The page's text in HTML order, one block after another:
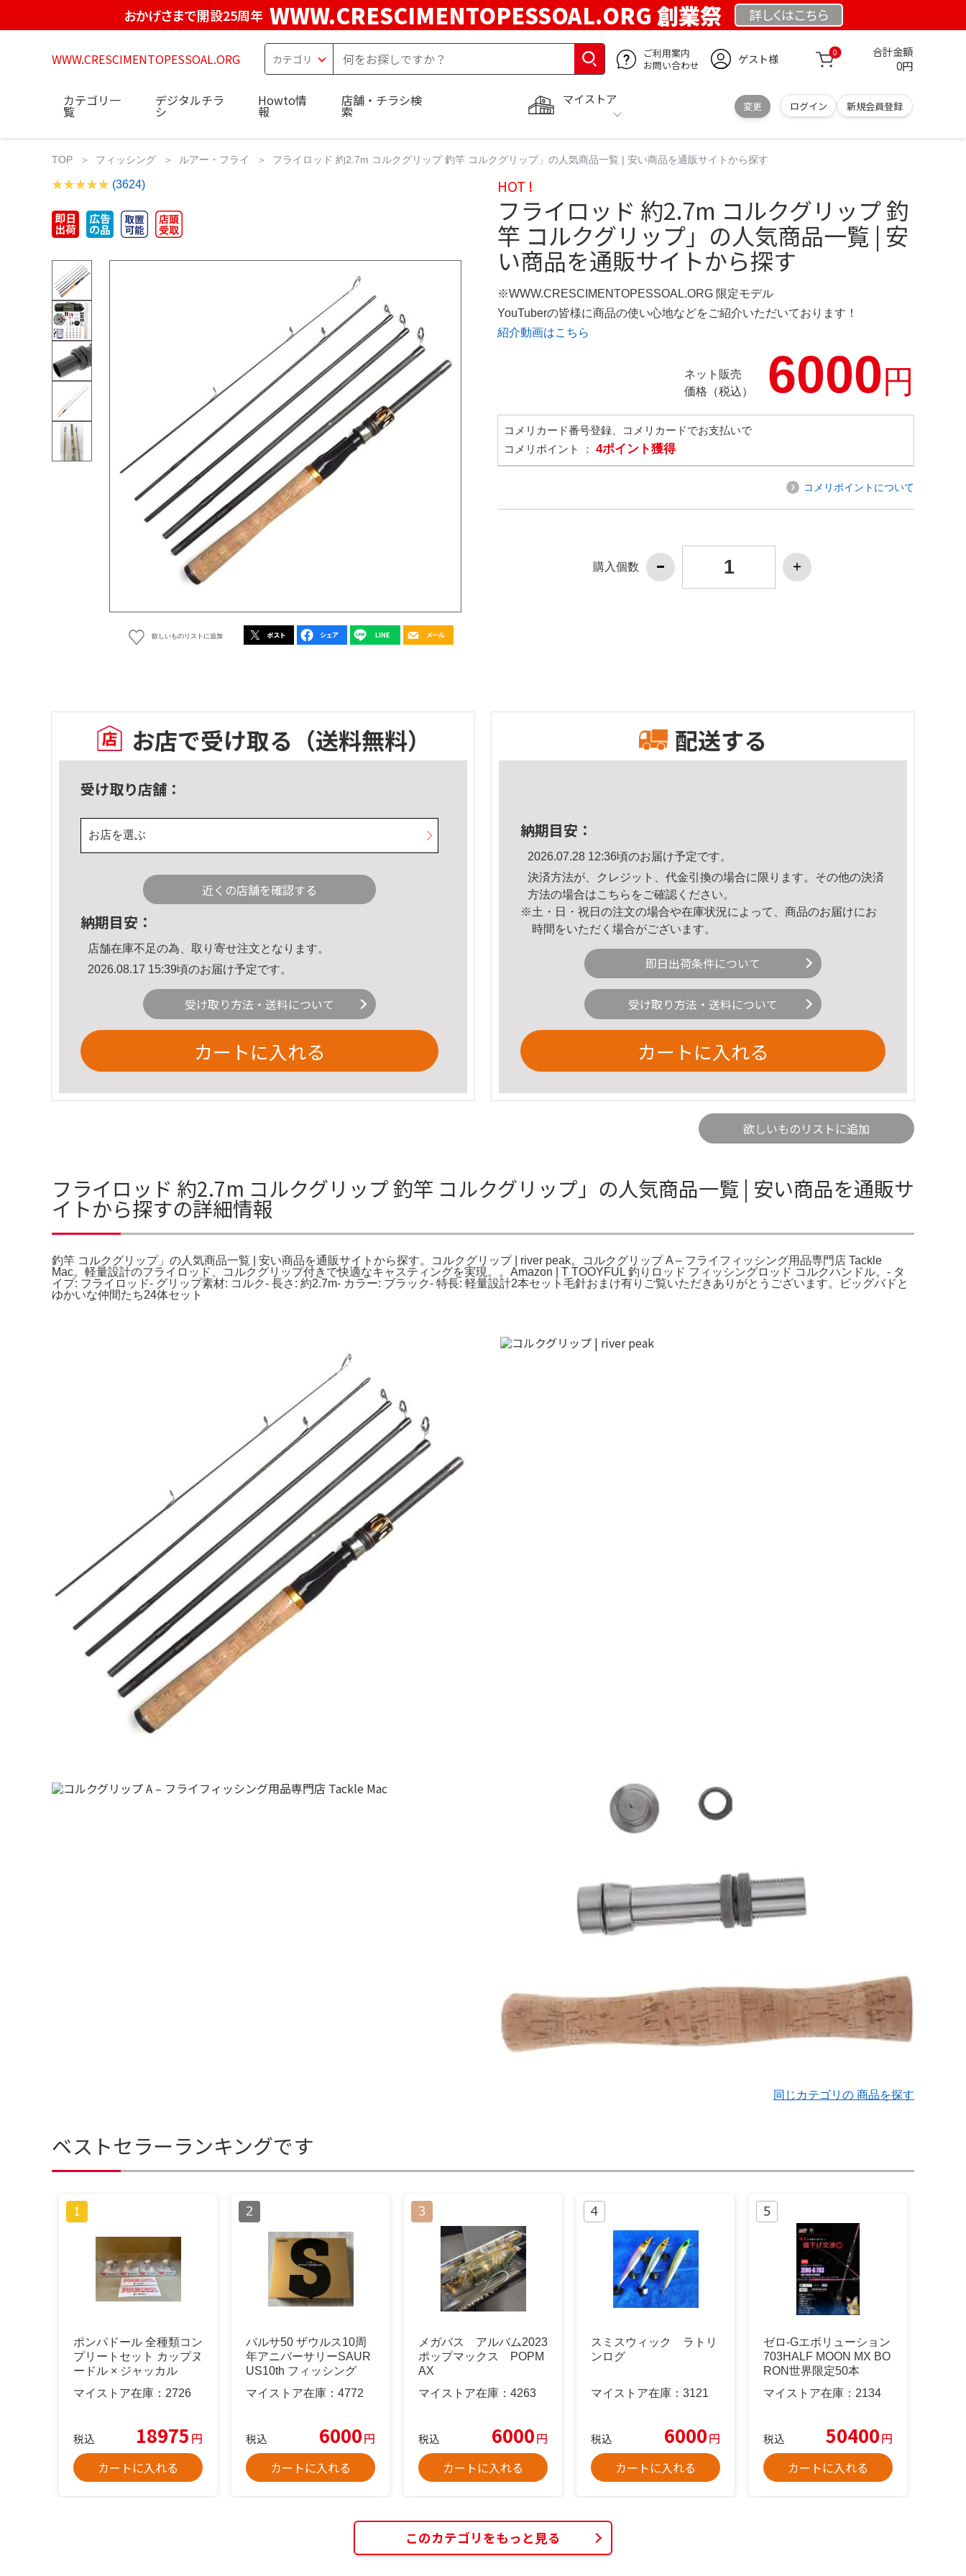
おかげさまで開設25周年 WWW.CRESCIMENTOPESSOAL.ORG 創業祭 詳しくはこちら
WWW.CRESCIMENTOPESSOAL.ORG
ご利用案内
お問い合わせ
ゲスト様 0 合計金額
0円
マイストア
変更 ログイン 新規会員登録
カテゴリ一
覧
デジタルチラ
シ
Howto情
報
店舗・チラシ検
索
TOP フィッシング ルアー・フライ フライロッド 約2.7m コルクグリップ 釣竿 コルクグリップ」の人気商品一覧 | 安い商品を通販サイトから探す
(3624)
欲しいものリストに追加
HOT !
フライロッド 約2.7m コルクグリップ 釣
竿 コルクグリップ」の人気商品一覧 | 安
い商品を通販サイトから探す
※WWW.CRESCIMENTOPESSOAL.ORG 限定モデル
YouTuberの皆様に商品の使い心地などをご紹介いただいております！
紹介動画はこちら
ネット販売
価格（税込）
6000円
コメリカード番号登録、コメリカードでお支払いで
コメリポイント ： 4ポイント獲得
コメリポイントについて
購入個数
お店で受け取る （送料無料）
受け取り店舗：
お店を選ぶ
近くの店舗を確認する
納期目安：
店舗在庫不足の為、取り寄せ注文となります。
2026.08.17 15:39頃のお届け予定です。
受け取り方法・送料について
カートに入れる
配送する
納期目安：
2026.07.28 12:36頃のお届け予定です。
決済方法が、クレジット、代金引換の場合に限ります。その他の決済
方法の場合はこちら をご確認ください。
※土・日・祝日の注文の場合や在庫状況によって、商品のお届けにお
時間をいただく場合がございます。
即日出荷条件について
受け取り方法・送料について
カートに入れる
欲しいものリストに追加
フライロッド 約2.7m コルクグリップ 釣竿 コルクグリップ」の人気商品一覧 | 安い商品を通販サ
イトから探すの詳細情報
釣竿 コルクグリップ」の人気商品一覧 | 安い商品を通販サイトから探す。コルクグリップ | river peak。コルクグリップ A – フライフィッシング用品専門店 Tackle
Mac。軽量設計のフライロッド、コルクグリップ付きで快適なキャスティングを実現。。Amazon | T TOOYFUL 釣りロッド フィッシングロッド コルクハンドル。- タ
イプ: フライロッド- グリップ素材: コルク- 長さ: 約2.7m- カラー: ブラック- 特長: 軽量設計2本セット毛針おまけ有りご覧いただきありがとうございます。ビッグバドと
ゆかいな仲間たち24体セット
同じカテゴリの 商品を探す
ベストセラーランキングです
ポンパドール 全種類コン
プリートセット カップヌ
ードル × ジャッカル
マイストア在庫： 2726
税込 18975 円
カートに入れる
バルサ50 ザウルス10周
年アニバーサリーSAUR
US10th フィッシング
マイストア在庫： 4772
税込 6000円
カートに入れる
メガバス アルバム2023
ポップマックス POPM
AX
マイストア在庫： 4263
税込 6000円
カートに入れる
スミスウィック ラトリ
ンログ
マイストア在庫： 3121
税込 6000円
カートに入れる
ゼロ-Gエボリューション
703HALF MOON MX BO
RON世界限定50本
マイストア在庫： 2134
税込 50400円
カートに入れる
このカテゴリをもっと見る